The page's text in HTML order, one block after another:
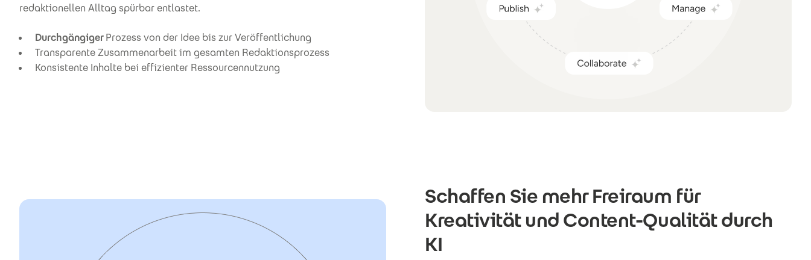
redaktionellen Alltag spürbar entlastet.
DurchgängigerProzess von der Idee bis zur Veröffentlichung
Transparente Zusammenarbeit im gesamten Redaktionsprozess
Konsistente Inhalte bei effizienter Ressourcennutzung
Schaffen Sie mehr Freiraum für
Kreativität und Content-Qualität durch
KI